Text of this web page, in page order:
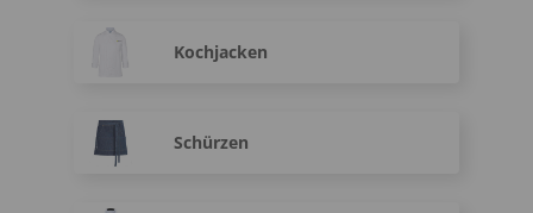
Kochjacken
Schürzen